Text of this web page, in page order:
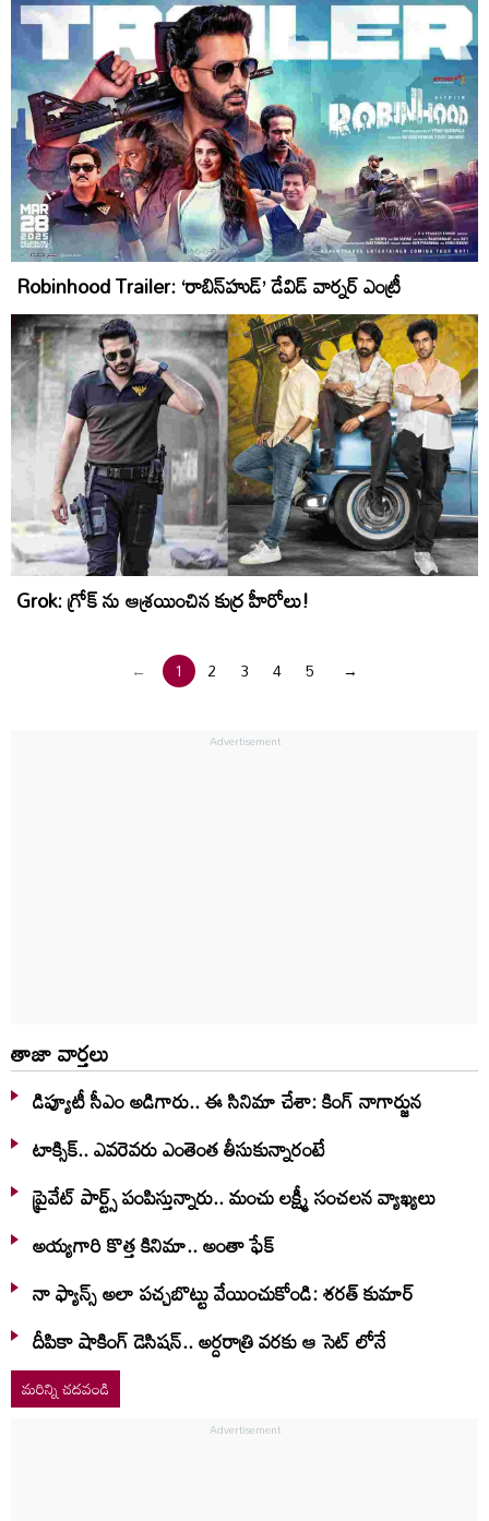
Robinhood Trailer: ‘రాబిన్‌హుడ్‌’ డేవిడ్‌ వార్నర్‌ ఎంట్రీ
Grok: గ్రోక్ ను ఆశ్రయించిన కుర్ర హీరోలు!
← 1 2 3 4 5 →
తాజా వార్తలు
డిప్యూటీ సీఎం అడిగారు.. ఈ సినిమా చేశా: కింగ్ నాగార్జున
టాక్సిక్.. ఎవరెవరు ఎంతెంత తీసుకున్నారంటే
ప్రైవేట్ పార్ట్స్ పంపిస్తున్నారు.. మంచు లక్ష్మీ సంచలన వ్యాఖ్యలు
అయ్యగారి కొత్త కినిమా.. అంతా ఫేక్
నా ఫ్యాన్స్ అలా పచ్చబొట్టు వేయించుకోండి: శరత్ కుమార్
దీపికా షాకింగ్ డెసిషన్.. అర్దరాత్రి వరకు ఆ సెట్ లోనే
మరిన్ని చదవండి